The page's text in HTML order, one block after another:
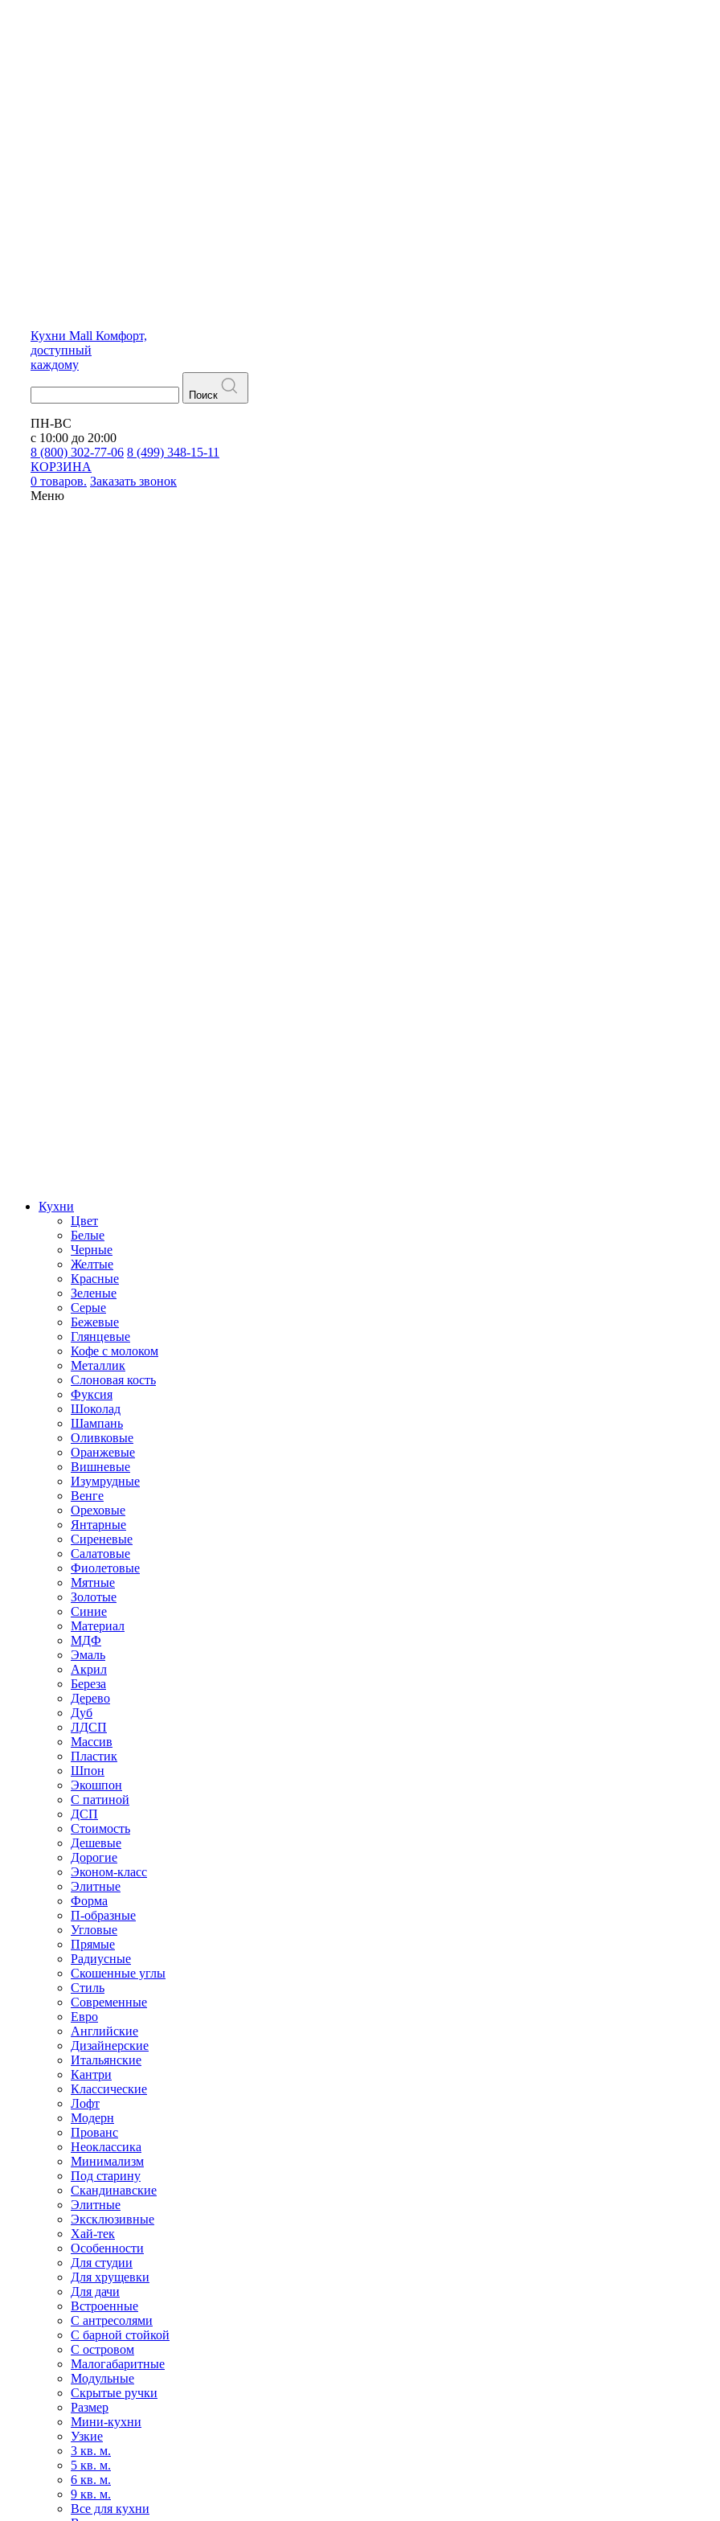
Кухни Mall Комфорт,
доступный
каждому
Поиск
ПН-ВС
с 10:00 до 20:00
8 (800) 302-77-06 8 (499) 348-15-11
КОРЗИНА
0 товаров. Заказать звонок
Меню
Кухни
Цвет
Белые
Черные
Желтые
Красные
Зеленые
Серые
Бежевые
Глянцевые
Кофе с молоком
Металлик
Слоновая кость
Фуксия
Шоколад
Шампань
Оливковые
Оранжевые
Вишневые
Изумрудные
Венге
Ореховые
Янтарные
Сиреневые
Салатовые
Фиолетовые
Мятные
Золотые
Синие
Материал
МДФ
Эмаль
Акрил
Береза
Дерево
Дуб
ЛДСП
Массив
Пластик
Шпон
Экошпон
С патиной
ДСП
Стоимость
Дешевые
Дорогие
Эконом-класс
Элитные
Форма
П-образные
Угловые
Прямые
Радиусные
Скошенные углы
Стиль
Современные
Евро
Английские
Дизайнерские
Итальянские
Кантри
Классические
Лофт
Модерн
Прованс
Неоклассика
Минимализм
Под старину
Скандинавские
Элитные
Эксклюзивные
Хай-тек
Особенности
Для студии
Для хрущевки
Для дачи
Встроенные
С антресолями
С барной стойкой
С островом
Малогабаритные
Модульные
Скрытые ручки
Размер
Мини-кухни
Узкие
3 кв. м.
5 кв. м.
6 кв. м.
9 кв. м.
Все для кухни